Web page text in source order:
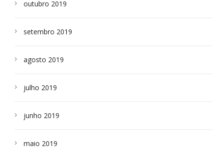
outubro 2019
setembro 2019
agosto 2019
julho 2019
junho 2019
maio 2019